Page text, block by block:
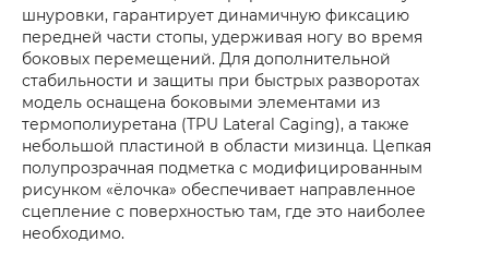
шнуровки, гарантирует динамичную фиксацию
передней части стопы, удерживая ногу во время
боковых перемещений. Для дополнительной
стабильности и защиты при быстрых разворотах
модель оснащена боковыми элементами из
термополиуретана (TPU Lateral Caging), а также
небольшой пластиной в области мизинца. Цепкая
полупрозрачная подметка с модифицированным
рисунком «ёлочка» обеспечивает направленное
сцепление с поверхностью там, где это наиболее
необходимо.